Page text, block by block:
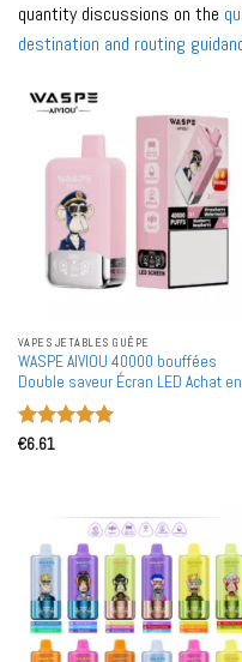
quantity discussions on the
destination and routing
VAPES JETABLES GUÊPE
WASPE AIVIOU 40000 bouffées
Double saveur Écran LED Achat en
gros Vapes jetables rechargeables
en gros
Note
€6.61